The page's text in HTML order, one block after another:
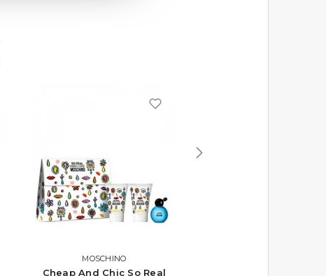
MOSCHINO
Cheap And Chic So Real